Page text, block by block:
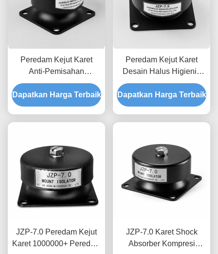
Peredam Kejut Karet
Anti-Pemisahan
Interlocking JZP-7.5
dengan Ketertelusuran
Lot Cetakan Permanen
Dapatkan Harga Terbaik
Peredam Kejut Karet
Desain Halus Higienis
JZP-7.5 dengan Peredam
Progresif yang Mudah
Dicuci
Dapatkan Harga Terbaik
JZP-7.0 Peredam Kejut
Karet 1000000+ Peredam
JZP-7.0 Karet Shock
Absorber Kompresi